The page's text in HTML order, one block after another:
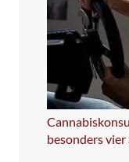
besonders